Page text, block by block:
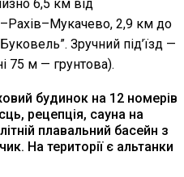
6,5 км від
2,9 км до
Зручний під’їзд —
75 м — грунтова).
будинок на 12 номерів
рецепція, сауна на
плавальний басейн з
На території є альтанки